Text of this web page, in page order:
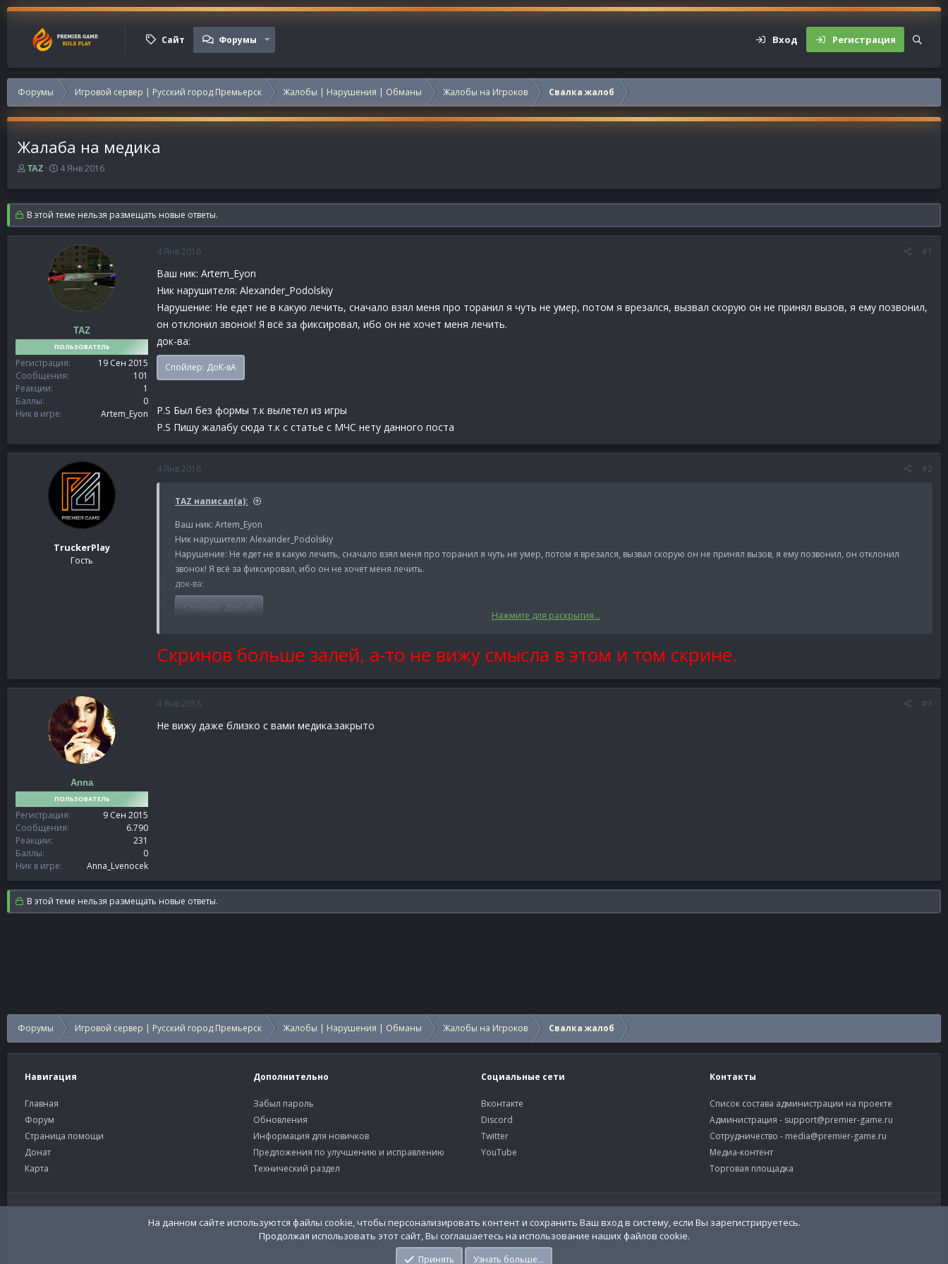
Сайт Форумы Вход Регистрация
Форумы Игровой сервер | Русский город Премьерск Жалобы | Нарушения | Обманы Жалобы на Игроков Свалка жалоб
Жалаба на медика
А
т
о
р
т
TAZ
Д
т
а
н
а
а
л
а
4 Янв 2016
В этой теме нельзя размещать новые ответы.
TAZ
ПОЛЬЗОВАТЕЛЬ
Регистрация
19 Сен 2015
Сообщения
101
Реакции
1
Баллы
0
Ник в игре
Artem_Eyon
4 Янв 2016 #1
Ваш ник: Artem_Eyon
Ник нарушителя: Alexander_Podolskiy
Нарушение: Не едет не в какую лечить, сначало взял меня про торанил я чуть не умер, потом я врезался, вызвал скорую он не принял вызов, я ему позвонил,
он отклонил звонок! Я всё за фиксировал, ибо он не хочет меня лечить.
док-ва:
Спойлер: ДоК-вА
P.S Был без формы т.к вылетел из игры
P.S Пишу жалабу сюда т.к с статье с МЧС нету данного поста
TruckerPlay
Гость
4 Янв 2016 #2
TAZ написал(а):
Ваш ник: Artem_Eyon
Ник нарушителя: Alexander_Podolskiy
Нарушение: Не едет не в какую лечить, сначало взял меня про торанил я чуть не умер, потом я врезался, вызвал скорую он не принял вызов, я ему позвонил, он отклонил
звонок! Я всё за фиксировал, ибо он не хочет меня лечить.
док-ва:
Спойлер: ДоК-вА
P.S Был без формы т.к вылетел из игры
P.S Пишу жалабу сюда т.к с статье с МЧС нету данного поста
Нажмите для раскрытия...
Скринов больше залей, а-то не вижу смысла в этом и том скрине.
Anna
ПОЛЬЗОВАТЕЛЬ
Регистрация
9 Сен 2015
Сообщения
6.790
Реакции
231
Баллы
0
Ник в игре
Anna_Lvenocek
4 Янв 2016 #3
Не вижу даже близко с вами медика.закрыто
В этой теме нельзя размещать новые ответы.
Форумы Игровой сервер | Русский город Премьерск Жалобы | Нарушения | Обманы Жалобы на Игроков Свалка жалоб
Навигация
Главная
Форум
Страница помощи
Донат
Карта
Дополнительно
Забыл пароль
Обновления
Информация для новичков
Предложения по улучшению и исправлению
Технический раздел
Социальные сети
Вконтакте
Discord
Twitter
YouTube
Контакты
Список состава администрации на проекте
Администрация - support@premier-game.ru
Сотрудничество - media@premier-game.ru
Медиа-контент
Торговая площадка
Russian (RU) Условия и правила Политика конфиденциальности
На данном сайте используются файлы cookie, чтобы персонализировать контент и сохранить Ваш вход в систему, если Вы зарегистрируетесь.
Продолжая использовать этот сайт, Вы соглашаетесь на использование наших файлов cookie.
Принять Узнать больше…